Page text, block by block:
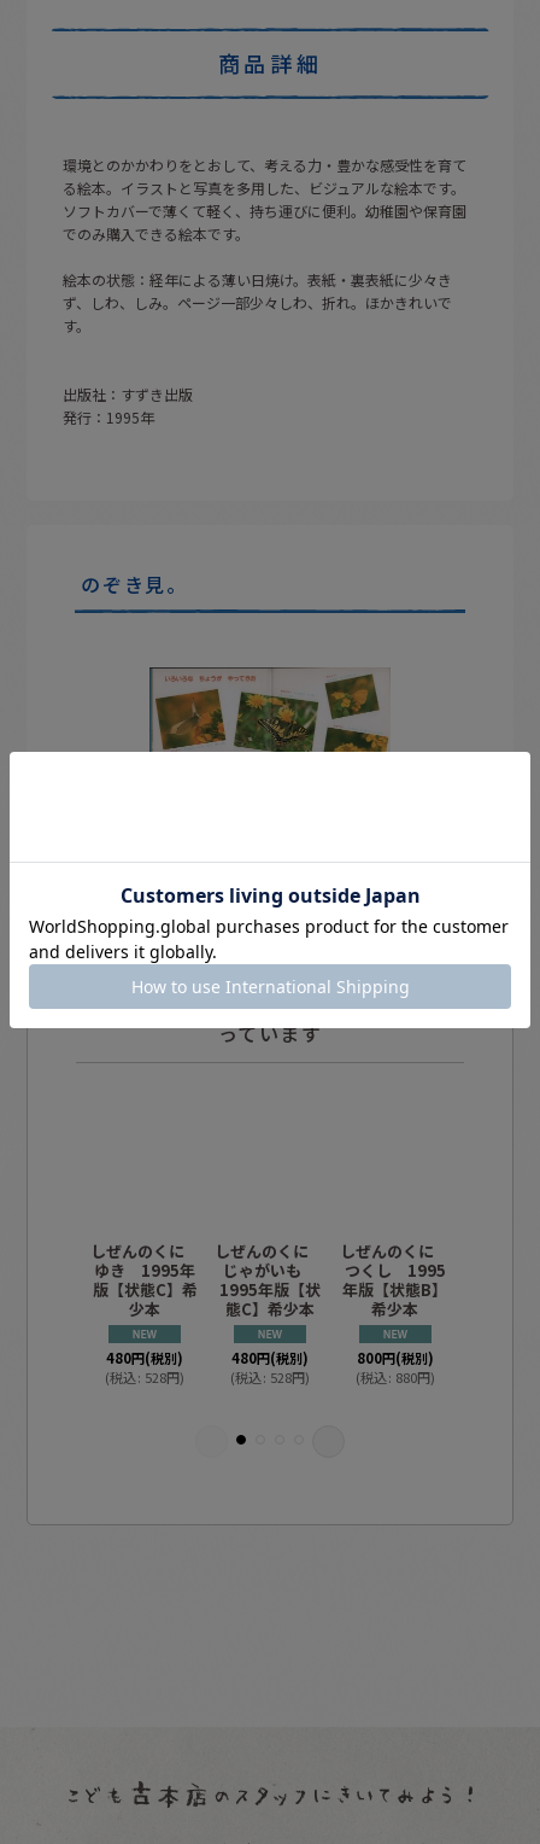
商品詳細
環境とのかかわりをとおして、考える力・豊かな感受性を育て
る絵本。イラストと写真を多用した、ビジュアルな絵本です。
ソフトカバーで薄くて軽く、持ち運びに便利。幼稚園や保育園
でのみ購入できる絵本です。
絵本の状態：経年による薄い日焼け。表紙・裏表紙に少々き
ず、しわ、しみ。ページ一部少々しわ、折れ。ほかきれいで
す。
出版社：すずき出版
発行：1995年
のぞき見。
この商品を買った人は、こんな商品も買
っています
しぜんのくに
ゆき 1995年
版【状態C】希
少本
480円(税別)
(税込: 528円)
しぜんのくに
じゃがいも
1995年版【状
態C】希少本
480円(税別)
(税込: 528円)
しぜんのくに
つくし 1995
年版【状態B】
希少本
800円(税別)
(税込: 880円)